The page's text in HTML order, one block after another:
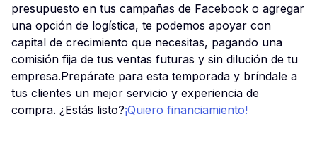
presupuesto en tus campañas de Facebook o agregar
una opción de logística, te podemos apoyar con
capital de crecimiento que necesitas, pagando una
comisión fija de tus ventas futuras y sin dilución de tu
empresa.Prepárate para esta temporada y bríndale a
tus clientes un mejor servicio y experiencia de
compra. ¿Estás listo?¡Quiero financiamiento!